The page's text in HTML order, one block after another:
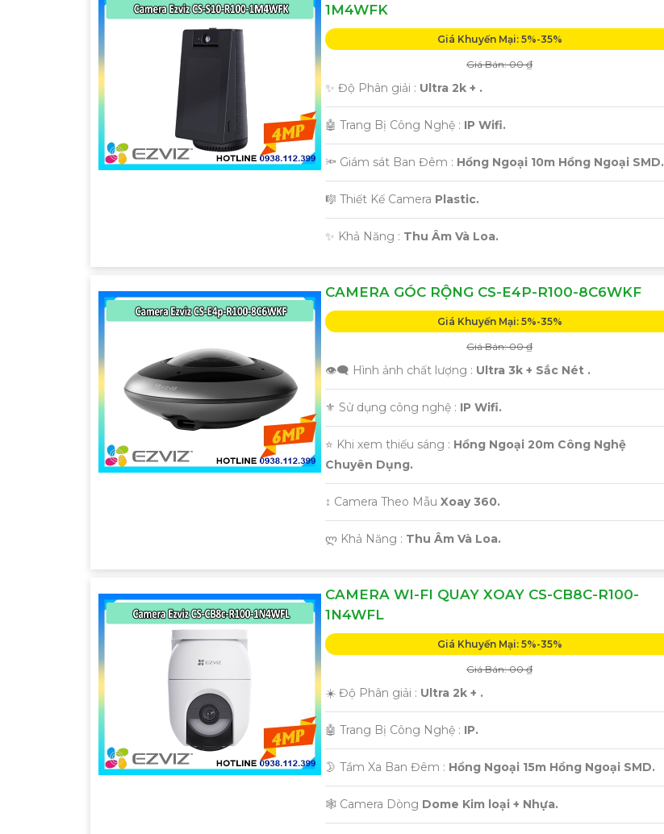
1M4WFK
Giá Khuyến Mại: 5%-35%
Giá Bán: 00 ₫
✨ Độ Phân giải : Ultra 2k + .
🤖️ Trang Bị Công Nghệ : IP Wifi.
🔦 Giám sát Ban Đêm : Hồng Ngoại 10m Hồng Ngoại SMD.
🎼️ Thiết Kế Camera Plastic.
️✨ Khả Năng : Thu Âm Và Loa.
CAMERA GÓC RỘNG CS-E4P-R100-8C6WKF
Giá Khuyến Mại: 5%-35%
Giá Bán: 00 ₫
👁️‍🗨 Hình ảnh chất lượng : Ultra 3k + Sắc Nét .
⚜️ Sử dụng công nghệ : IP Wifi.
⭐ Khi xem thiếu sáng : Hồng Ngoại 20m Công Nghệ
Chuyên Dụng.
↕️ Camera Theo Mẫu Xoay 360.
️ლ Khả Năng : Thu Âm Và Loa.
CAMERA WI-FI QUAY XOAY CS-CB8C-R100-
1N4WFL
Giá Khuyến Mại: 5%-35%
Giá Bán: 00 ₫
☀️ Độ Phân giải : Ultra 2k + .
🤖️ Trang Bị Công Nghệ : IP.
🌛 Tầm Xa Ban Đêm : Hồng Ngoại 15m Hồng Ngoại SMD.
🕸️ Camera Dòng Dome Kim loại + Nhựa.